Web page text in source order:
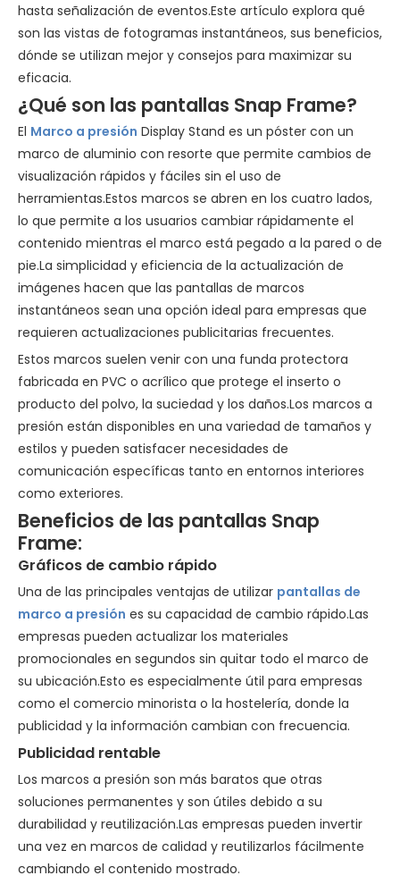
hasta señalización de eventos.Este artículo explora qué
son las vistas de fotogramas instantáneos, sus beneficios,
dónde se utilizan mejor y consejos para maximizar su
eficacia.
¿Qué son las pantallas Snap Frame?
El Marco a presión Display Stand es un póster con un
marco de aluminio con resorte que permite cambios de
visualización rápidos y fáciles sin el uso de
herramientas.Estos marcos se abren en los cuatro lados,
lo que permite a los usuarios cambiar rápidamente el
contenido mientras el marco está pegado a la pared o de
pie.La simplicidad y eficiencia de la actualización de
imágenes hacen que las pantallas de marcos
instantáneos sean una opción ideal para empresas que
requieren actualizaciones publicitarias frecuentes.
Estos marcos suelen venir con una funda protectora
fabricada en PVC o acrílico que protege el inserto o
producto del polvo, la suciedad y los daños.Los marcos a
presión están disponibles en una variedad de tamaños y
estilos y pueden satisfacer necesidades de
comunicación específicas tanto en entornos interiores
como exteriores.
Beneficios de las pantallas Snap
Frame:
Gráficos de cambio rápido
Una de las principales ventajas de utilizar pantallas de
marco a presión es su capacidad de cambio rápido.Las
empresas pueden actualizar los materiales
promocionales en segundos sin quitar todo el marco de
su ubicación.Esto es especialmente útil para empresas
como el comercio minorista o la hostelería, donde la
publicidad y la información cambian con frecuencia.
Publicidad rentable
Los marcos a presión son más baratos que otras
soluciones permanentes y son útiles debido a su
durabilidad y reutilización.Las empresas pueden invertir
una vez en marcos de calidad y reutilizarlos fácilmente
cambiando el contenido mostrado.